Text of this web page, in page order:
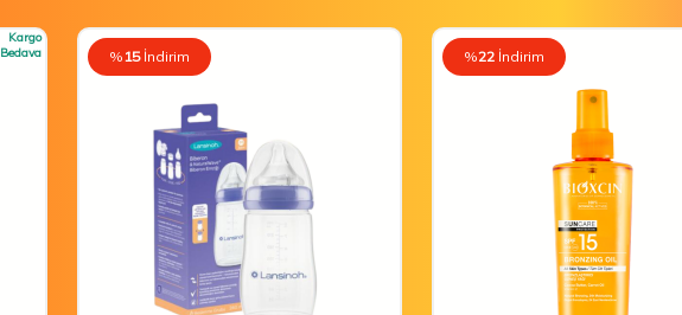
Kargo
Bedava
%15 İndirim %22 İndirim